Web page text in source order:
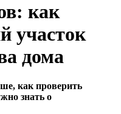
как
участок
дома
как проверить
знать о